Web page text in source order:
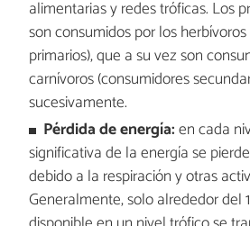
alimentarias y redes tróficas. Los
son consumidos por los
primarios), que a su vez son
carnívoros (consumidores
sucesivamente.
Pérdida de energía:en cada
significativa de la energía se
debido a la respiración y otras
Generalmente, solo alrededor del